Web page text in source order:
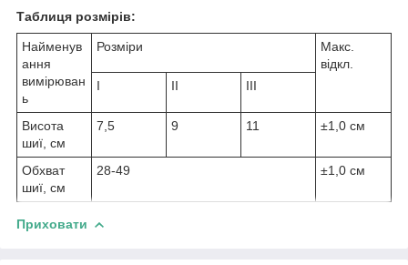
Таблиця розмірів:
Найменув
ання
вимірюван
ь
Розміри
Макс.
відкл.
I
II III
Висота
шиї, см
7,5 9 11 ±1,0 см
Обхват
шиї, см
28-49 ±1,0 см
Приховати